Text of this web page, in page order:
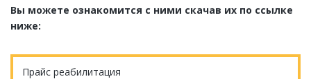
Вы можете ознакомится с ними скачав их по ссылке
ниже:
Прайс реабилитация